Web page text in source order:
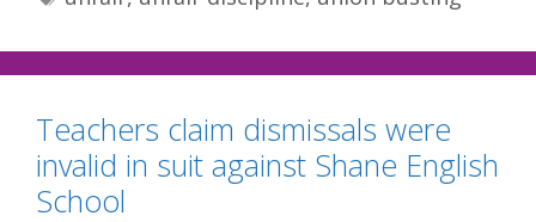
Teachers claim dismissals were
invalid in suit against Shane English
School